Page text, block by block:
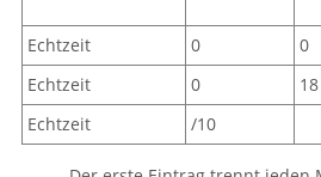
Echtzeit
0 0
Echtzeit
0 18
Echtzeit
/10